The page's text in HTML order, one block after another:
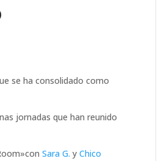
se ha consolidado como
jornadas que han reunido
Sara G. yChico